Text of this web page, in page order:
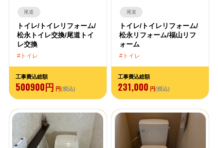
尾道
トイレ/トイレリフォーム/
松永トイレ交換/尾道トイ
レ交換
トイレ
工事費込総額
500900円 円(税込)
尾道
トイレ/トイレリフォーム/
松永リフォーム/福山リフ
ォーム
トイレ
工事費込総額
231,000 円(税込)